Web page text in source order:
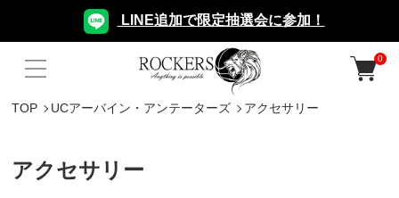
LINE追加で限定抽選会に参加！
0
TOP UCアーバイン・アンテーターズ アクセサリー
アクセサリー